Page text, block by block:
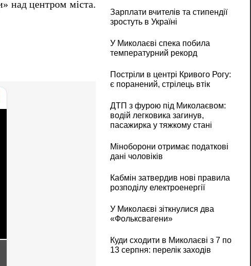
над центром міста.
Зарплати вчителів та стипендії
зростуть в Україні
У Миколаєві спека побила
температурний рекорд
Постріли в центрі Кривого Рогу:
є поранений, стрілець втік
ДТП з фурою під Миколаєвом:
водій легковика загинув,
пасажирка у тяжкому стані
Міноборони отримає податкові
дані чоловіків
Кабмін затвердив нові правила
розподілу електроенергії
У Миколаєві зіткнулися два
«Фольксвагени»
Куди сходити в Миколаєві з 7 по
13 серпня: перелік заходів